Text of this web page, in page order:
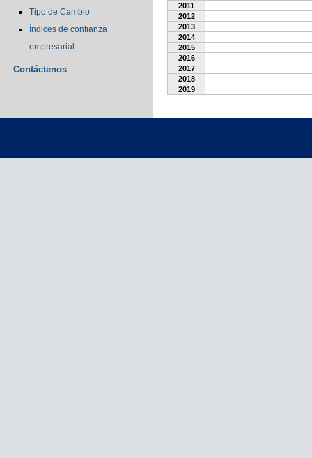
Tipo de Cambio
Índices de confianza
empresarial
Contáctenos
2011
2012
2013
2014
2015
2016
2017
2018
2019